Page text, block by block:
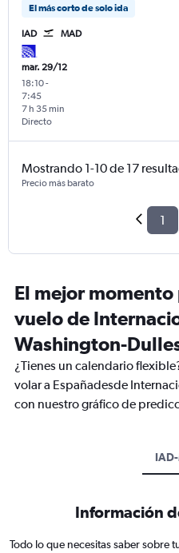
El más corto de solo ida
IAD MAD
mar. 29/12
18:10-
7:45
Directo
7 h 35 min
Mostrando 1-10 de 17
Precio más barato
1
El mejor
vuelo de
Washington-
¿Tienes un calendario
volar a Españadesde
con nuestro gráfico de
Información
Todo lo que necesitas saber sobre